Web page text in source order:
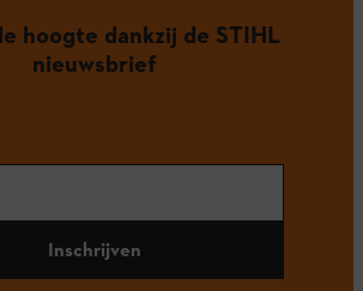
hoogte dankzij de STIHL
nieuwsbrief
Inschrijven